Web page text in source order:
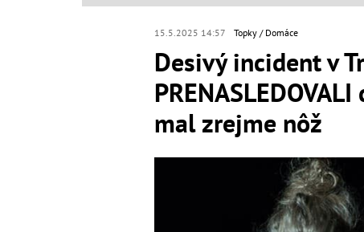
15.5.2025 14:57 Topky Domáce
Desivý incident v
mal zrejme nôž